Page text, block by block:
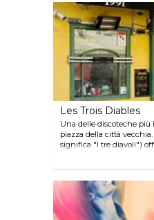
buon concerto.
Les Trois Diables
Una delle discoteche più
piazza della città
significa "I tre diavoli")
divertimento con una
bevande a basso costo e
delle università locali.